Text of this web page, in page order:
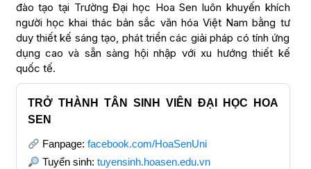
đào tạo tại Trường Đại học Hoa Sen luôn khuyến khích
người học khai thác bản sắc văn hóa Việt Nam bằng tư
duy thiết kế sáng tạo, phát triển các giải pháp có tính ứng
dụng cao và sẵn sàng hội nhập với xu hướng thiết kế
quốc tế.
TRỞ THÀNH TÂN SINH VIÊN ĐẠI HỌC HOA
SEN
Fanpage: facebook.com/HoaSenUni
Tuyển sinh: tuyensinh.hoasen.edu.vn